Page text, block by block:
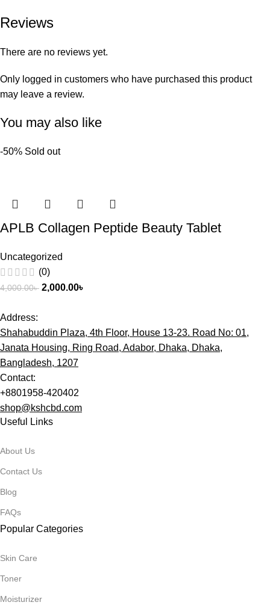
Reviews
There are no reviews yet.
Only logged in customers who have purchased this product
may leave a review.
You may also like
-50% Sold out
APLB Collagen Peptide Beauty Tablet
Uncategorized
(0)
4,000.00৳ 2,000.00৳
Address:
Shahabuddin Plaza, 4th Floor, House 13-23. Road No: 01,
Janata Housing, Ring Road, Adabor, Dhaka, Dhaka,
Bangladesh, 1207
Contact:
+8801958-420402
shop@kshcbd.com
Useful Links
About Us
Contact Us
Blog
FAQs
Popular Categories
Skin Care
Toner
Moisturizer